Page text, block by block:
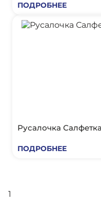
ПОДРОБНЕЕ
Русалочка
ПОДРОБНЕЕ
1